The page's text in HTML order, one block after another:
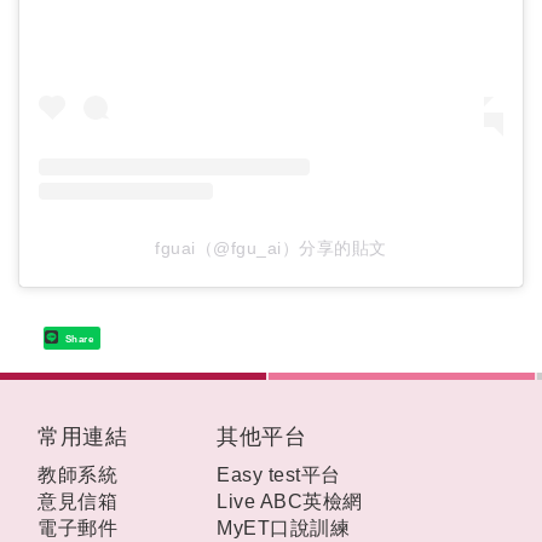
fguai（@fgu_ai）分享的貼文
Share
常用連結
教師系統
意見信箱
電子郵件
其他平台
Easy test平台
Live ABC英檢網
MyET口說訓練